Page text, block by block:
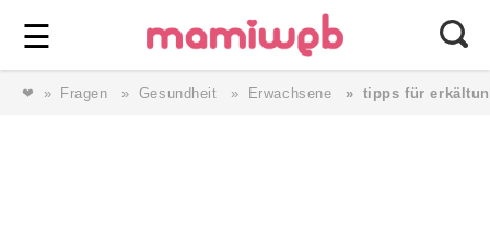
☰ ⎯ Wir lieben Familie ⎯
❤ Fragen Gesundheit Erwachsene tipps für